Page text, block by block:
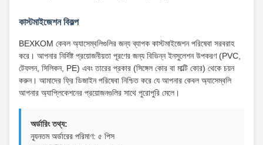
কাস্টমাইজেশন বিকল্প
BEXKOM কেবল অ্যাসেম্বলিগুলির জন্য ব্যাপক কাস্টমাইজেশন পরিষেবা সরবরাহ
করে। আপনার নির্দিষ্ট প্রয়োজনীয়তা পূরণের জন্য বিভিন্ন ইনসুলেশন উপকরণ (PVC,
টেফলন, সিলিকন, PE) এবং তারের প্রকার (সিঙ্গেল কোর বা মাল্টি কোর) থেকে চয়ন
করুন। আমাদের ফ্রি ডিজাইন পরিষেবা নিশ্চিত করে যে আপনার কেবল অ্যাসেম্বলি
আপনার অ্যাপ্লিকেশনের প্রয়োজনগুলির সাথে পুরোপুরি মেলে।
অর্ডারিং তথ্য:
ন্যূনতম অর্ডারের পরিমাণ: ৫ পিস